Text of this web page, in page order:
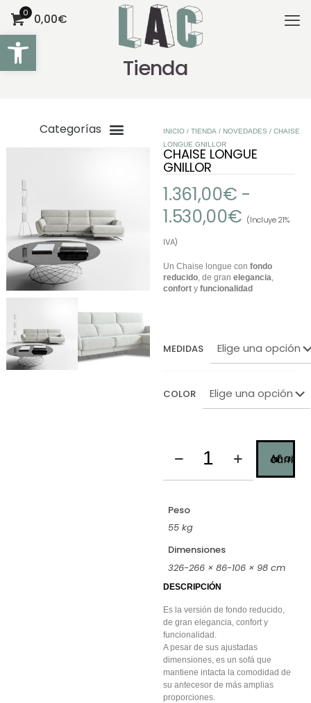
Abrir barra de herramientas
0 0,00€
Tienda
INICIO /TIENDA /NOVEDADES / CHAISE
LONGUE GNILLOR
CHAISE LONGUE
GNILLOR
1.361,00€ -
1.530,00€ (Incluye 21%
IVA)
Un Chaise longue confondo
reducido , de granelegancia
confort yfuncionalidad
MEDIDAS
COLOR
Añadir al carrito
Peso
55 kg
Dimensiones
326-266 × 86-106 × 98 cm
DESCRIPCIÓN
Es la versión de fondo reducido,
de gran elegancia, confort y
funcionalidad.
A pesar de sus ajustadas
dimensiones, es un sofá que
mantiene intacta la comodidad de
su antecesor de más amplias
proporciones.